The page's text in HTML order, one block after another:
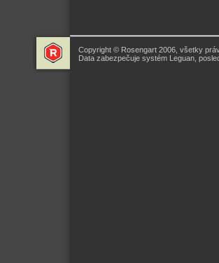
Copyright © Rosengart 2006, všetky
Data zabezpečuje systém Leguan,